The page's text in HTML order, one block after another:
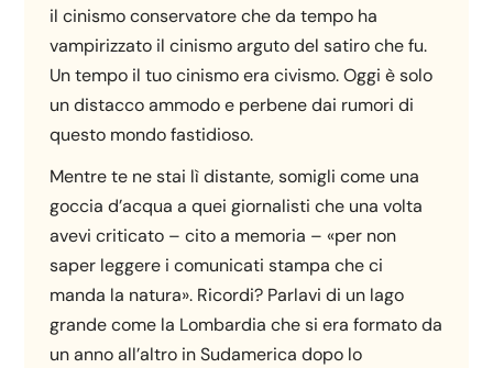
il cinismo conservatore che da tempo ha
vampirizzato il cinismo arguto del satiro che fu.
Un tempo il tuo cinismo era civismo. Oggi è solo
un distacco ammodo e perbene dai rumori di
questo mondo fastidioso.
Mentre te ne stai lì distante, somigli come una
goccia d’acqua a quei giornalisti che una volta
avevi criticato – cito a memoria – «per non
saper leggere i comunicati stampa che ci
manda la natura». Ricordi? Parlavi di un lago
grande come la Lombardia che si era formato da
un anno all’altro in Sudamerica dopo lo